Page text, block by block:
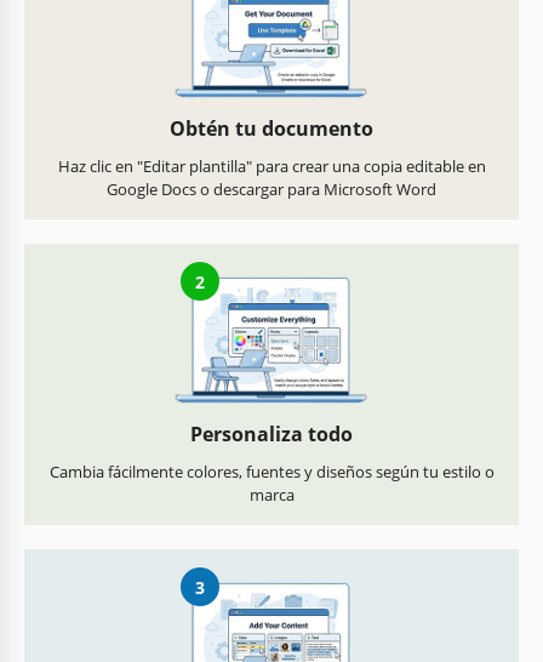
Obtén tu documento
Haz clic en "Editar plantilla" para crear una copia editable en
Google Docs o descargar para Microsoft Word
2
Personaliza todo
Cambia fácilmente colores, fuentes y diseños según tu estilo o
marca
3